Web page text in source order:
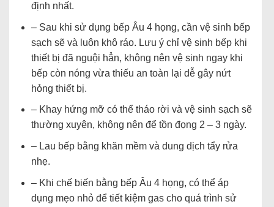
định nhất.
– Sau khi sử dụng bếp Âu 4 họng, cần vệ sinh bếp
sạch sẽ và luôn khô ráo. Lưu ý chỉ vệ sinh bếp khi
thiết bị đã nguội hẳn, không nên vệ sinh ngay khi
bếp còn nóng vừa thiếu an toàn lại dễ gây nứt
hỏng thiết bị.
– Khay hứng mỡ có thể tháo rời và vệ sinh sạch sẽ
thường xuyên, không nên để tồn đọng 2 – 3 ngày.
– Lau bếp bằng khăn mềm và dung dịch tẩy rửa
nhẹ.
– Khi chế biến bằng bếp Âu 4 họng, có thể áp
dụng mẹo nhỏ để tiết kiệm gas cho quá trình sử